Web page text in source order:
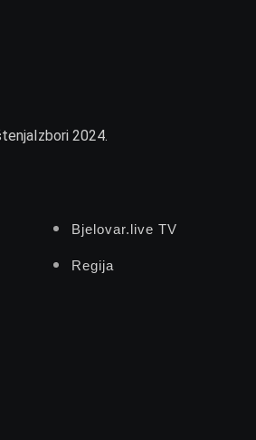
Izbori 2024.
Bjelovar.live TV
Regija